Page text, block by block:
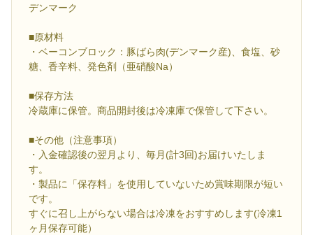
デンマーク
■原材料
・ベーコンブロック：豚ばら肉(デンマーク産)、食塩、砂
糖、香辛料、発色剤（亜硝酸Na）
■保存方法
冷蔵庫に保管。商品開封後は冷凍庫で保管して下さい。
■その他（注意事項）
・入金確認後の翌月より、毎月(計3回)お届けいたしま
す。
・製品に「保存料」を使用していないため賞味期限が短い
です。
すぐに召し上がらない場合は冷凍をおすすめします(冷凍1
ヶ月保存可能）